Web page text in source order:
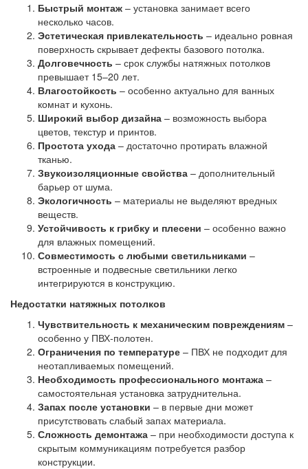
Быстрый монтаж – установка занимает всего
несколько часов.
Эстетическая привлекательность – идеально ровная
поверхность скрывает дефекты базового потолка.
Долговечность – срок службы натяжных потолков
превышает 15–20 лет.
Влагостойкость – особенно актуально для ванных
комнат и кухонь.
Широкий выбор дизайна – возможность выбора
цветов, текстур и принтов.
Простота ухода – достаточно протирать влажной
тканью.
Звукоизоляционные свойства – дополнительный
барьер от шума.
Экологичность – материалы не выделяют вредных
веществ.
Устойчивость к грибку и плесени – особенно важно
для влажных помещений.
Совместимость с любыми светильниками –
встроенные и подвесные светильники легко
интегрируются в конструкцию.
Недостатки натяжных потолков
Чувствительность к механическим повреждениям –
особенно у ПВХ-полотен.
Ограничения по температуре – ПВХ не подходит для
неотапливаемых помещений.
Необходимость профессионального монтажа –
самостоятельная установка затруднительна.
Запах после установки – в первые дни может
присутствовать слабый запах материала.
Сложность демонтажа – при необходимости доступа к
скрытым коммуникациям потребуется разбор
конструкции.